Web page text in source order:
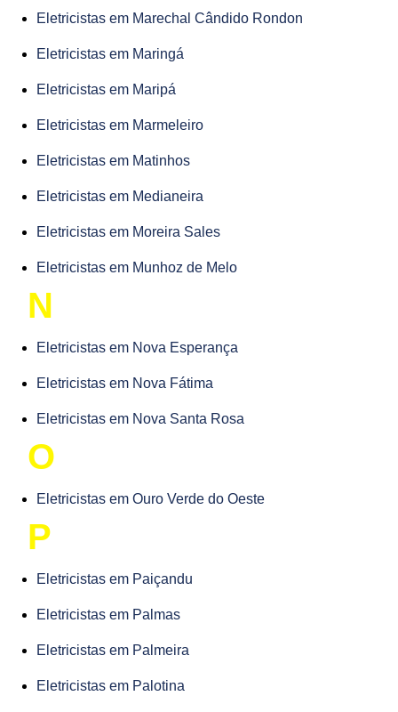
Eletricistas em Marechal Cândido Rondon
Eletricistas em Maringá
Eletricistas em Maripá
Eletricistas em Marmeleiro
Eletricistas em Matinhos
Eletricistas em Medianeira
Eletricistas em Moreira Sales
Eletricistas em Munhoz de Melo
N
Eletricistas em Nova Esperança
Eletricistas em Nova Fátima
Eletricistas em Nova Santa Rosa
O
Eletricistas em Ouro Verde do Oeste
P
Eletricistas em Paiçandu
Eletricistas em Palmas
Eletricistas em Palmeira
Eletricistas em Palotina